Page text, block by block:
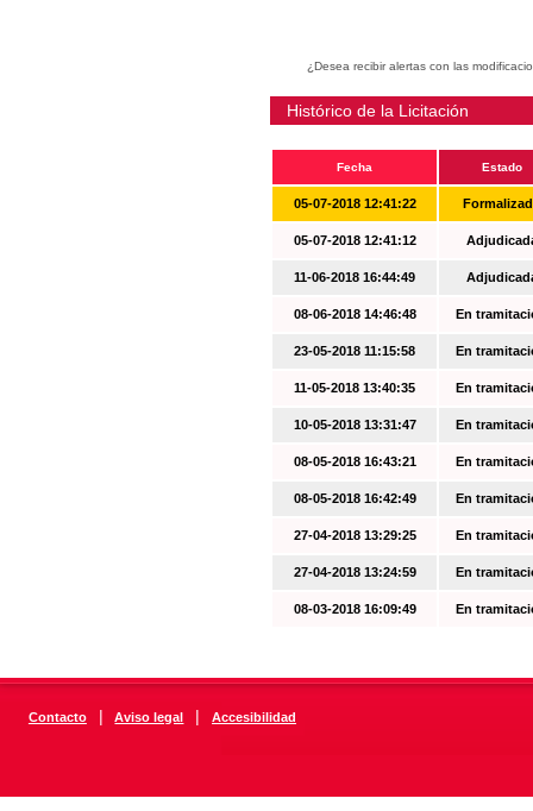
¿Desea recibir alertas con las
Histórico de la Licitación
Fecha Estado
05-07-2018 12:41:22
05-07-2018 12:41:12
11-06-2018 16:44:49
08-06-2018 14:46:48 En
23-05-2018 11:15:58 En
11-05-2018 13:40:35 En
10-05-2018 13:31:47 En
08-05-2018 16:43:21 En
08-05-2018 16:42:49 En
27-04-2018 13:29:25 En
27-04-2018 13:24:59 En
08-03-2018 16:09:49 En
Contacto | Aviso legal | Accesibilidad